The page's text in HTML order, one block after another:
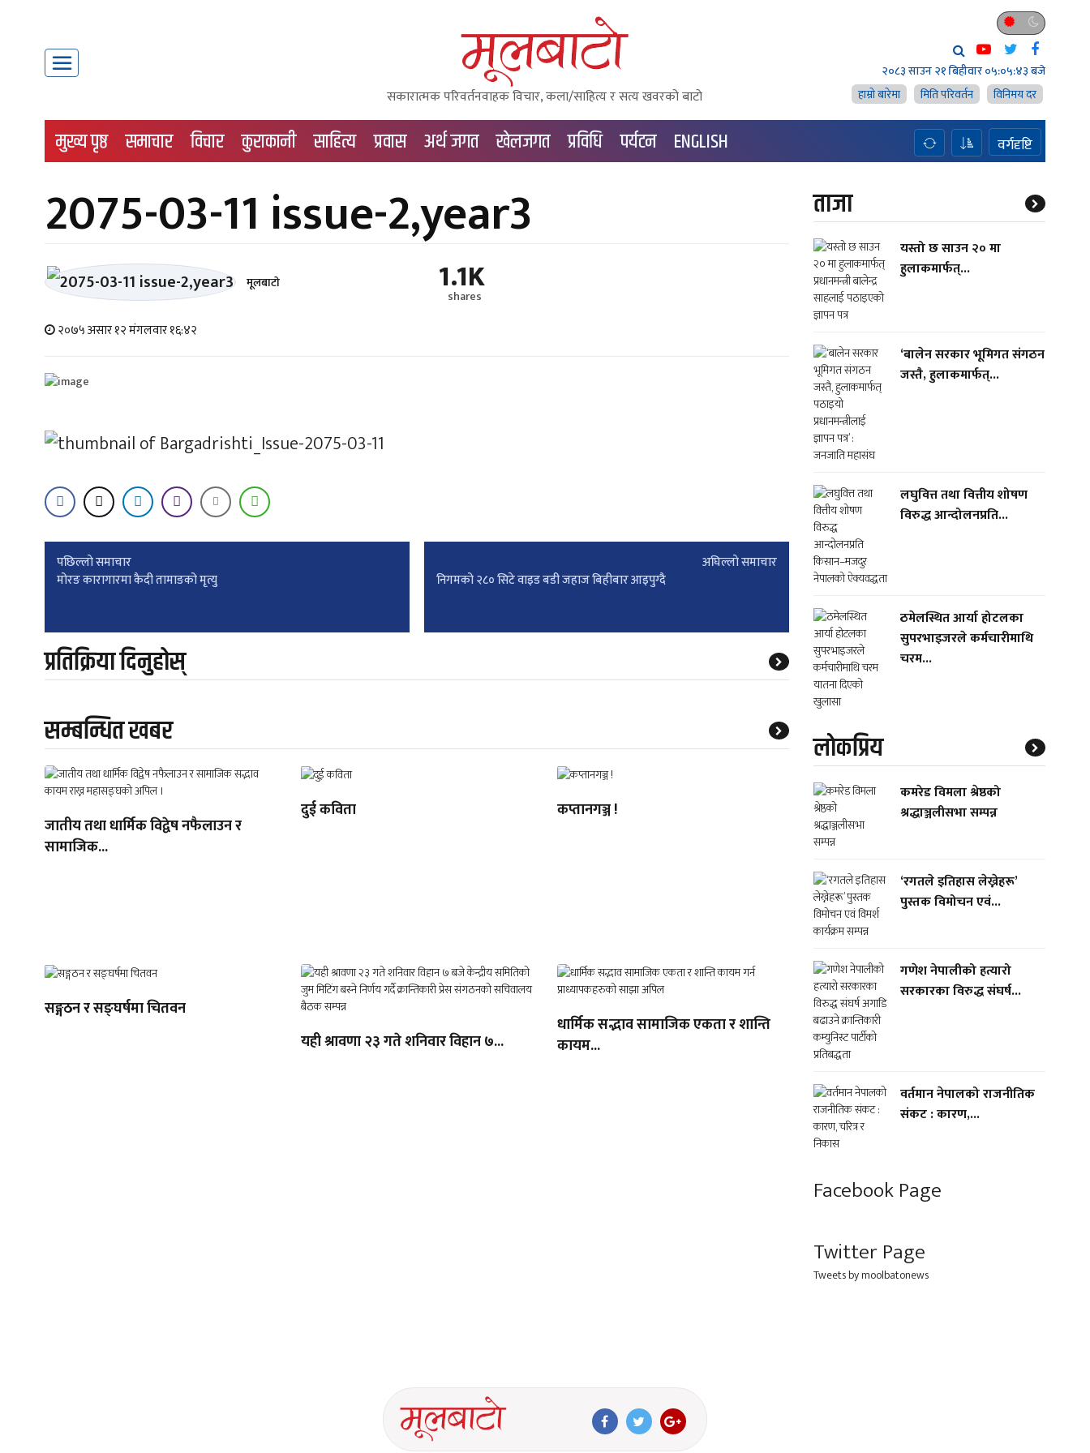
सकारात्मक परिवर्तनवाहक विचार, कला/साहित्य र सत्य खवरको बाटाे
२०८३ साउन २१ बिहीवार०५:०५:४४ बजे
हाम्राे बारेमा
मिति परिवर्तन विनिमय दर
मुख्य पृष्ठ समाचार विचार कुराकानी साहित्य प्रवास अर्थ जगत खेलजगत प्रविधि पर्यटन ENGLISH वर्गदृष्टि
2075-03-11 issue-2,year3
मूलबाटाे
२०७५ असार १२ मंगलवार १६:४२
1.1K
shares
Post
पछिल्लाे समाचार
मोरङ कारागारमा कैदी तामाङको मृत्यु
अघिल्लाे समाचार
निगमको २८० सिटे वाइड बडी जहाज बिहीबार आइपुग्दै
प्रतिक्रिया दिनुहोस्
सम्बन्धित खबर
जातीय तथा धार्मिक विद्वेष नफैलाउन र
सामाजिक...
दुई कविता कप्तानगञ्ज !
सङ्गठन र सङ्घर्षमा चितवन
यही श्रावणा २३ गते शनिवार विहान ७...
धार्मिक सद्भाव सामाजिक एकता र शान्ति
कायम...
ताजा
यस्तो छ साउन २० मा
हुलाकमार्फत्...
‘बालेन सरकार भूमिगत संगठन
जस्तै, हुलाकमार्फत्...
लघुवित्त तथा वित्तीय शोषण
विरुद्ध आन्दोलनप्रति...
ठमेलस्थित आर्या होटलका
सुपरभाइजरले कर्मचारीमाथि
चरम...
लाेकप्रिय
कमरेड विमला श्रेष्ठको
श्रद्धाञ्जलीसभा सम्पन्न
‘रगतले इतिहास लेख्नेहरू’
पुस्तक विमोचन एवं...
गणेश नेपालीको हत्यारो
सरकारका विरुद्ध संघर्ष...
वर्तमान नेपालको राजनीतिक
संकट : कारण,...
Facebook Page
Twitter Page
Tweets by moolbatonews